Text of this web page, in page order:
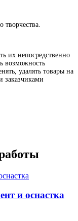
их непосредственно
возможность
удалять товары на
заказчиками
и оснастка